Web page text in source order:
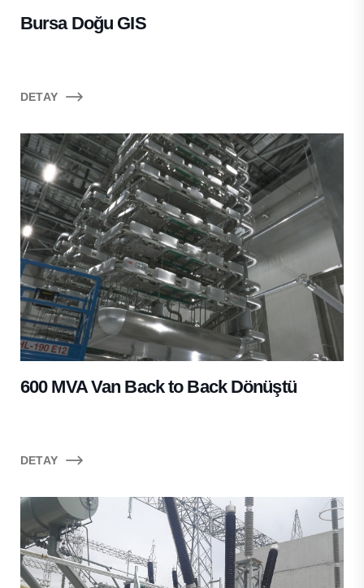
Bursa Doğu GIS
DETAY
600 MVA Van Back to Back Dönüştü
DETAY